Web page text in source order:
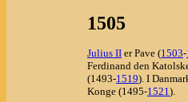
1505
Julius II er Pave (1503-
Ferdinand den
(1493-1519). I
Konge (1495-1521).